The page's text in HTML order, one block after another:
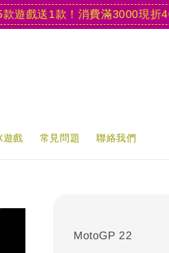
送1款！消費滿3000現折400，
遊戲 常見問題 聯絡我們
MotoGP 22